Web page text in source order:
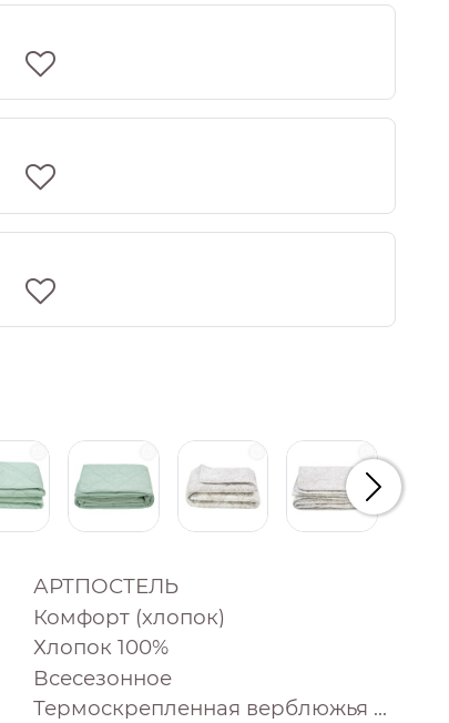
АРТПОСТЕЛЬ
Комфорт (хлопок)
Хлопок 100%
Всесезонное
Термоскрепленная верблюжья шерсть